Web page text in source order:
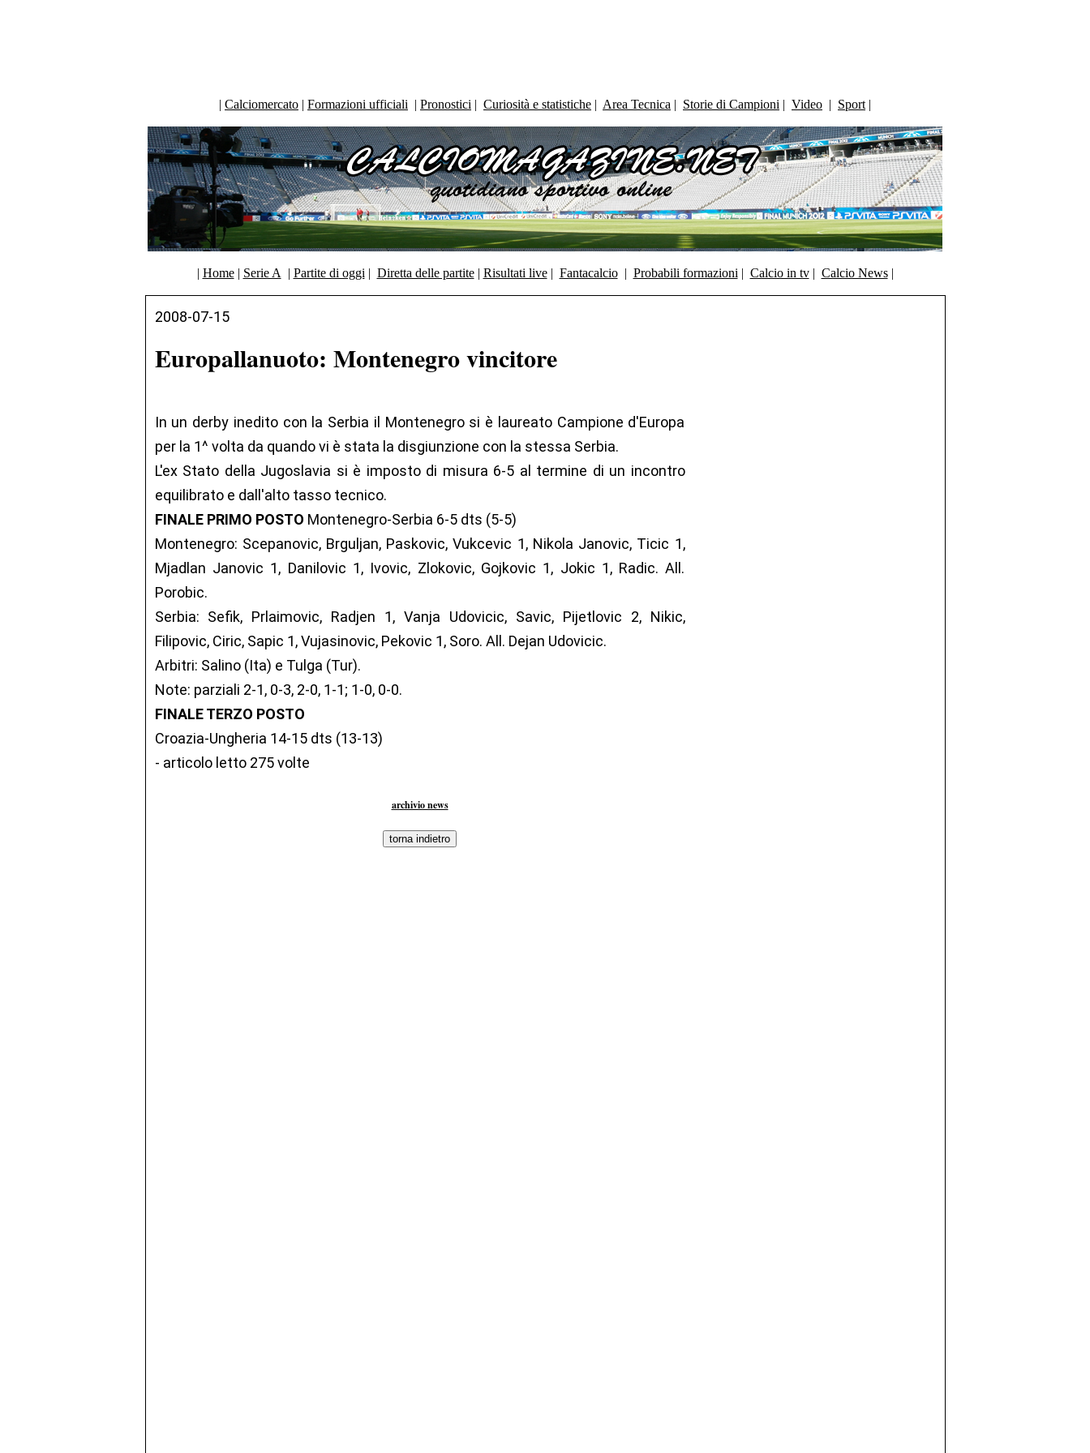
| Calciomercato | Formazioni ufficiali | Pronostici | Curiosità e statistiche | Area Tecnica | Storie di Campioni | Video | Sport |
| Home| Serie A | Partite di oggi | Diretta delle partite| Risultati live| Fantacalcio| Probabili formazioni | Calcio in tv| Calcio News|
2008-07-15
Europallanuoto: Montenegro vincitore
In un derby inedito con la Serbia il Montenegro si è laureato Campione d'Europa
per la 1^ volta da quando vi è stata la disgiunzione con la stessa Serbia.
L'ex Stato della Jugoslavia si è imposto di misura 6-5 al termine di un incontro
equilibrato e dall'alto tasso tecnico.
FINALE PRIMO POSTO Montenegro-Serbia 6-5 dts (5-5)
Montenegro: Scepanovic, Brguljan, Paskovic, Vukcevic 1, Nikola Janovic, Ticic 1,
Mjadlan Janovic 1, Danilovic 1, Ivovic, Zlokovic, Gojkovic 1, Jokic 1, Radic. All.
Porobic.
Serbia: Sefik, Prlaimovic, Radjen 1, Vanja Udovicic, Savic, Pijetlovic 2, Nikic,
Filipovic, Ciric, Sapic 1, Vujasinovic, Pekovic 1, Soro. All. Dejan Udovicic.
Arbitri: Salino (Ita) e Tulga (Tur).
Note: parziali 2-1, 0-3, 2-0, 1-1; 1-0, 0-0.
FINALE TERZO POSTO
Croazia-Ungheria 14-15 dts (13-13)
- articolo letto 275 volte
archivio news